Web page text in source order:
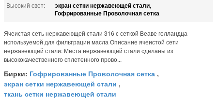
Высокий свет:
экран сетки нержавеющей стали,
Гофрированные Проволочная сетка
Ячеистая сеть нержавеющей стали 316 с сеткой Веаве голландца
используемой для фильтрации масла Описание ячеистой сети
нержавеющей стали: Места нержавеющей стали сделаны из
высококачественного сплетенного прово...
Бирки: Гофрированные Проволочная сетка ,
экран сетки нержавеющей стали ,
ткань сетки нержавеющей стали